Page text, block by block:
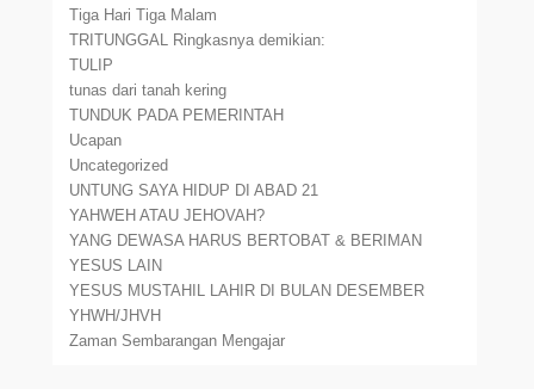
Tiga Hari Tiga Malam
TRITUNGGAL Ringkasnya demikian:
TULIP
tunas dari tanah kering
TUNDUK PADA PEMERINTAH
Ucapan
Uncategorized
UNTUNG SAYA HIDUP DI ABAD 21
YAHWEH ATAU JEHOVAH?
YANG DEWASA HARUS BERTOBAT & BERIMAN
YESUS LAIN
YESUS MUSTAHIL LAHIR DI BULAN DESEMBER
YHWH/JHVH
Zaman Sembarangan Mengajar